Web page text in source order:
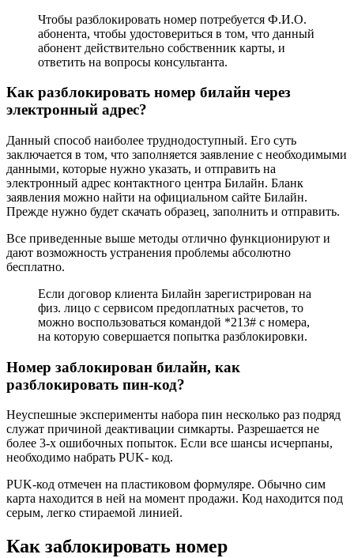
Чтобы разблокировать номер потребуется Ф.И.О.
абонента, чтобы удостовериться в том, что данный
абонент действительно собственник карты, и
ответить на вопросы консультанта.
Как разблокировать номер билайн через
электронный адрес?
Данный способ наиболее труднодоступный. Его суть
заключается в том, что заполняется заявление с необходимыми
данными, которые нужно указать, и отправить на
электронный адрес контактного центра Билайн. Бланк
заявления можно найти на официальном сайте Билайн.
Прежде нужно будет скачать образец, заполнить и отправить.
Все приведенные выше методы отлично функционируют и
дают возможность устранения проблемы абсолютно
бесплатно.
Если договор клиента Билайн зарегистрирован на
физ. лицо с сервисом предоплатных расчетов, то
можно воспользоваться командой *213# с номера,
на которую совершается попытка разблокировки.
Номер заблокирован билайн, как
разблокировать пин-код?
Неуспешные эксперименты набора пин несколько раз подряд
служат причиной деактивации симкарты. Разрешается не
более 3-х ошибочных попыток. Если все шансы исчерпаны,
необходимо набрать PUK- код.
PUK-код отмечен на пластиковом формуляре. Обычно сим
карта находится в ней на момент продажи. Код находится под
серым, легко стираемой линией.
Как заблокировать номер